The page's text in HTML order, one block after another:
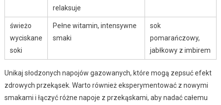
relaksuje
świeżo
wyciskane
soki
Pełne witamin, intensywne
smaki
sok
pomarańczowy,
jabłkowy z imbirem
Unikaj słodzonych napojów gazowanych, które mogą zepsuć efekt
zdrowych przekąsek. Warto również eksperymentować z nowymi
smakami i łączyć różne napoje z przekąskami, aby nadać całemu